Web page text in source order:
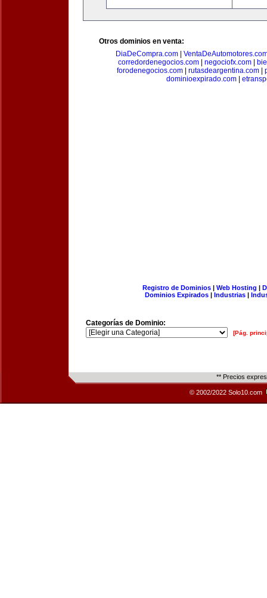
Otros dominios en venta:
DiaDeCompra.com|
corredordenegocios.com
negociofx.com
forodenegocios.com| rutasdeargentina.com|
dominioexpirado.com|
Registro de Dominios| Web Hosting |
Dominios Expirados | Industrias |
Categorías de Dominio:
[Pág.
** Precios
© 2002/2022 Solo10.com